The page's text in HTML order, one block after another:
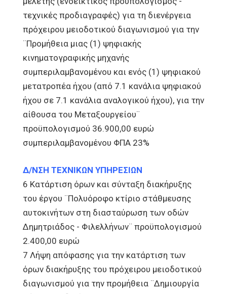
τεχνικές προδιαγραφές) για τη διενέργεια
πρόχειρου μειοδοτικού διαγωνισμού για την
¨Προμήθεια μιας (1) ψηφιακής
κινηματογραφικής μηχανής
συμπεριλαμβανομένου και ενός (1) ψηφιακού
μετατροπέα ήχου (από 7.1 κανάλια ψηφιακού
ήχου σε 7.1 κανάλια αναλογικού ήχου), για την
αίθουσα του Μεταξουργείου¨
προϋπολογισμού 36.900,00 ευρώ
συμπεριλαμβανομένου ΦΠΑ 23%
Δ/ΝΣΗ ΤΕΧΝΙΚΩΝ ΥΠΗΡΕΣΙΩΝ
6 Κατάρτιση όρων και σύνταξη διακήρυξης
του έργου ¨Πολυόροφο κτίριο στάθμευσης
αυτοκινήτων στη διασταύρωση των οδών
Δημητριάδος - Φιλελλήνων¨ προϋπολογισμού
2.400,00 ευρώ
7 Λήψη απόφασης για την κατάρτιση των
όρων διακήρυξης του πρόχειρου μειοδοτικού
διαγωνισμού για την προμήθεια ¨Δημιουργία